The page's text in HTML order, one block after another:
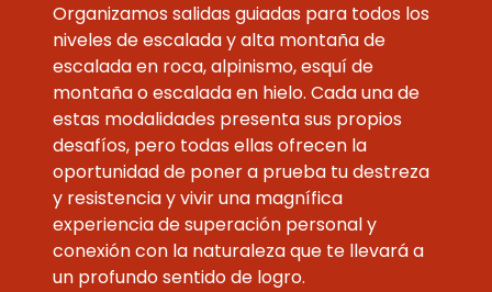
Organizamos salidas guiadas para todos los
niveles de escalada y alta montaña de
escalada en roca, alpinismo, esquí de
montaña o escalada en hielo. Cada una de
estas modalidades presenta sus propios
desafíos, pero todas ellas ofrecen la
oportunidad de poner a prueba tu destreza
y resistencia y vivir una magnífica
experiencia de superación personal y
conexión con la naturaleza que te llevará a
un profundo sentido de logro.